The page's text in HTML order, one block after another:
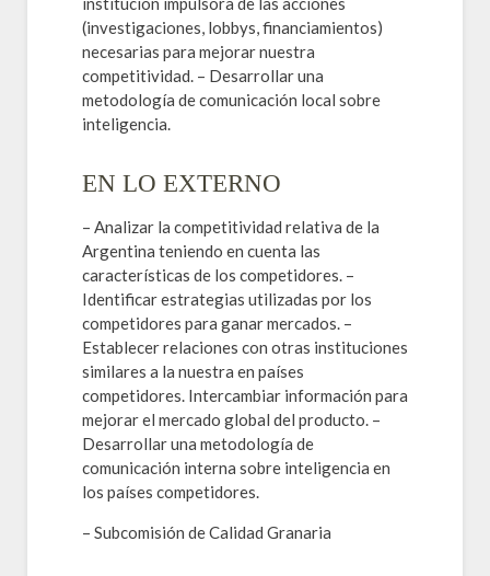
(investigaciones, lobbys, financiamientos)
necesarias para mejorar nuestra
competitividad. – Desarrollar una
metodología de comunicación local sobre
inteligencia.
EN LO EXTERNO
– Analizar la competitividad relativa de la
Argentina teniendo en cuenta las
características de los competidores. –
Identificar estrategias utilizadas por los
competidores para ganar mercados. –
Establecer relaciones con otras instituciones
similares a la nuestra en países
competidores. Intercambiar información para
mejorar el mercado global del producto. –
Desarrollar una metodología de
comunicación interna sobre inteligencia en
los países competidores.
– Subcomisión de Calidad Granaria